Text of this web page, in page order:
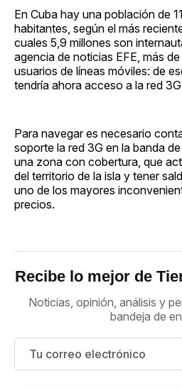
En Cuba hay una población de
habitantes, según el más
cuales 5,9 millones son
agencia de noticias EFE, más
usuarios de líneas móviles: de
tendría ahora acceso a la red
Para navegar es necesario
soporte la red 3G en la banda
una zona con cobertura, que
del territorio de la isla y tener
uno de los mayores
precios.
Recibe lo mejor de
Noticias, opinión, análisis y
bandeja de